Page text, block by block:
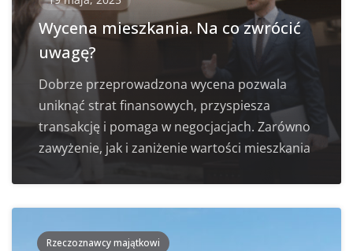
Wycena mieszkania. Na co zwrócić
uwagę?
Dobrze przeprowadzona wycena pozwala
uniknąć strat finansowych, przyspiesza
transakcję i pomaga w negocjacjach. Zarówno
zawyżenie, jak i zaniżenie wartości mieszkania
Rzeczoznawcy majątkowi